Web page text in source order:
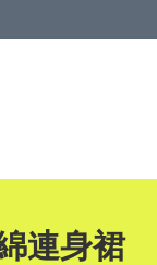
連身裙